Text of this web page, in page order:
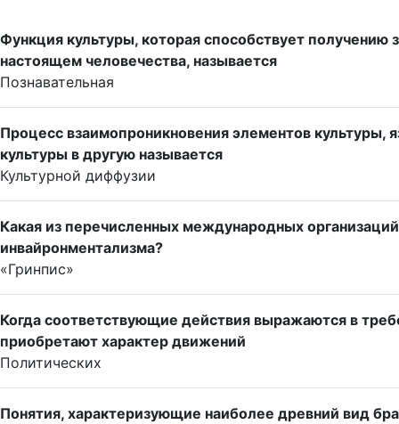
Функция культуры, которая способствует
настоящем человечества, называется
Познавательная
Процесс взаимопроникновения элементов культуры,
культуры в другую называется
Культурной диффузии
Какая из перечисленных международных
инвайронментализма?
«Гринпис»
Когда соответствующие действия выражаются в
приобретают характер движений
Политических
Понятия, характеризующие наиболее древний вид